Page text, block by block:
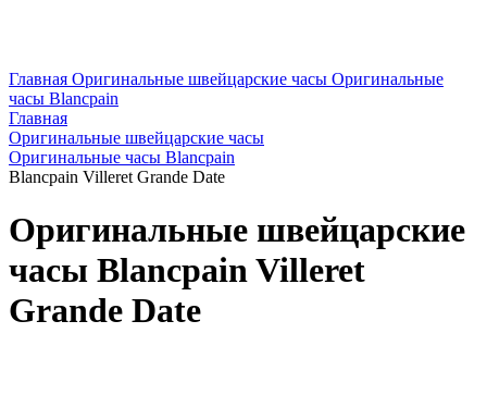
Главная Оригинальные швейцарские часы Оригинальные
часы Blancpain
Главная
Оригинальные швейцарские часы
Оригинальные часы Blancpain
Blancpain Villeret Grande Date
Оригинальные швейцарские
часы Blancpain Villeret
Grande Date